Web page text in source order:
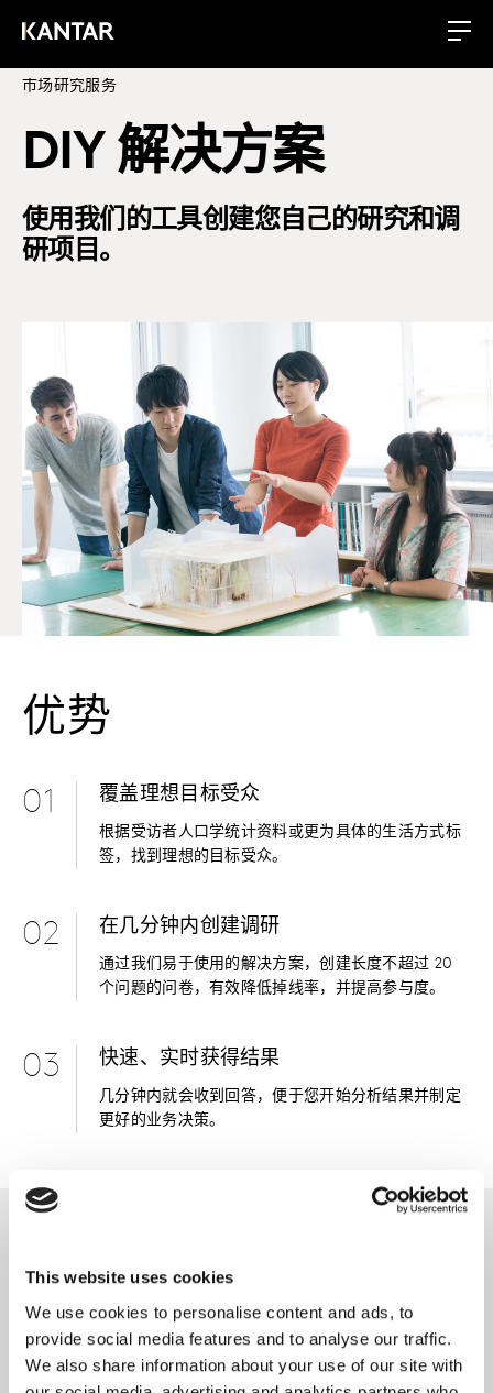
This website uses cookies
We use cookies to personalise content and ads, to
provide social media features and to analyse our traffic.
We also share information about your use of our site with
市场研究服务
DIY 解决方案
使用我们的工具创建您自己的研究和调
研项目。
优势
01 覆盖理想目标受众
根据受访者人口学统计资料或更为具体的生活方式标
签，找到理想的目标受众。
02 在几分钟内创建调研
通过我们易于使用的解决方案，创建长度不超过 20
个问题的问卷，有效降低掉线率，并提高参与度。
03 快速、实时获得结果
几分钟内就会收到回答，便于您开始分析结果并制定
更好的业务决策。
主要解决方案
Kantar Marketplace
快速获取最新商业洞察，高质量样本，经市场验证的解决